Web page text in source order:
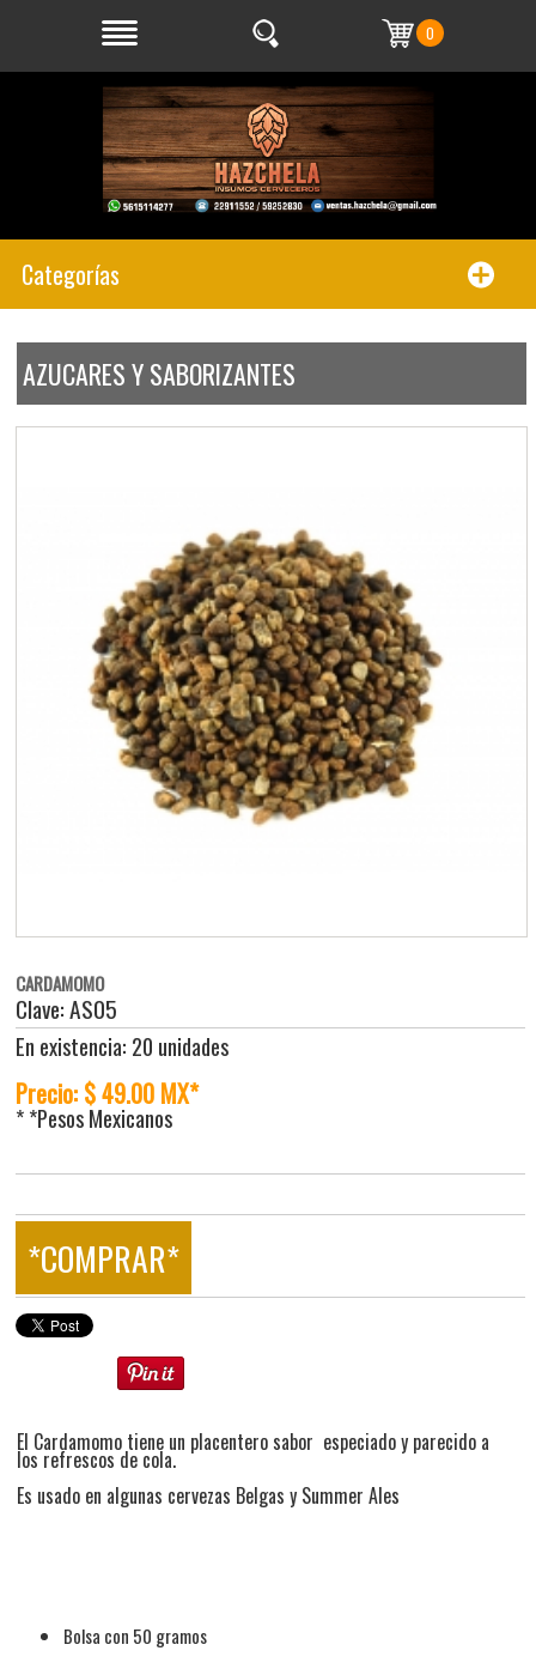
0
Categorías
AZUCARES Y SABORIZANTES
CARDAMOMO
Clave: AS05
En existencia: 20 unidades
Precio: $ 49.00 MX*
* *Pesos Mexicanos
*COMPRAR*
El Cardamomo tiene un placentero sabor especiado y parecido a
los refrescos de cola.
Es usado en algunas cervezas Belgas y Summer Ales
Bolsa con 50 gramos